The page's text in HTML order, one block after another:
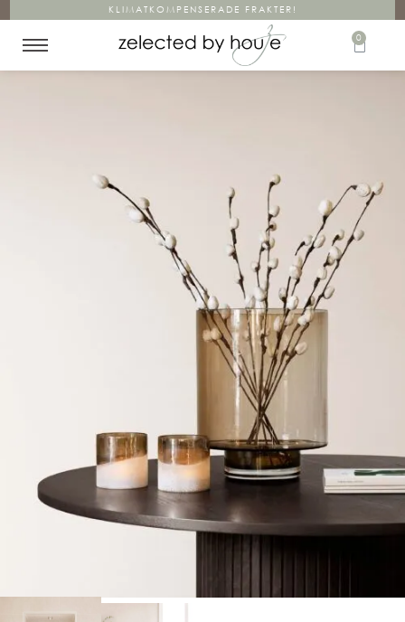
KLIMATKOMPENSERADE FRAKTER!
0